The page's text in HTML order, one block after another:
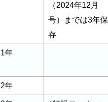
（2024年12月
号）までは3年保
存
1年
2年